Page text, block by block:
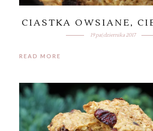
CIASTKA OWSIANE,
19 października 2017
READ MORE